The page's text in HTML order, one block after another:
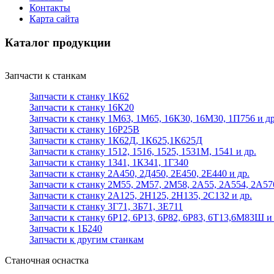
Контакты
Карта сайта
Каталог продукции
Запчасти к станкам
Запчасти к станку 1К62
Запчасти к станку 16К20
Запчасти к станку 1М63, 1М65, 16К30, 16М30, 1П756 и
Запчасти к станку 16Р25В
Запчасти к станку 1К62Д, 1К625,1К625Д
Запчасти к станку 1512, 1516, 1525, 1531М, 1541 и др.
Запчасти к станку 1341, 1К341, 1Г340
Запчасти к станку 2А450, 2Д450, 2Е450, 2Е440 и др.
Запчасти к станку 2М55, 2М57, 2М58, 2А55, 2А554,
Запчасти к станку 2А125, 2Н125, 2Н135, 2С132 и др.
Запчасти к станку 3Г71, 3Б71, 3Е711
Запчасти к станку 6Р12, 6Р13, 6Р82, 6Р83, 6Т13,6М83Ш и
Запчасти к 1Б240
Запчасти к другим станкам
Станочная оснастка